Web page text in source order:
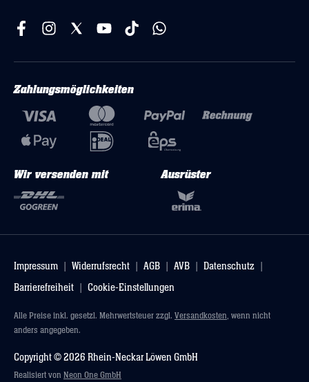
Zahlungsmöglichkeiten
Wir versenden mit Ausrüster
Copyright © 2026 Rhein-Neckar Löwen GmbH
Realisiert von Neon One GmbH
Impressum Widerrufsrecht AGB AVB Datenschutz
Barrierefreiheit Cookie-Einstellungen
Alle Preise inkl. gesetzl. Mehrwertsteuer zzgl. Versandkosten, wenn nicht
anders angegeben.